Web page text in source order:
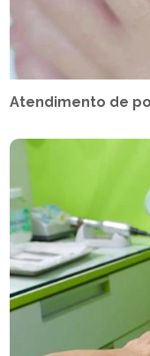
Atendimento de